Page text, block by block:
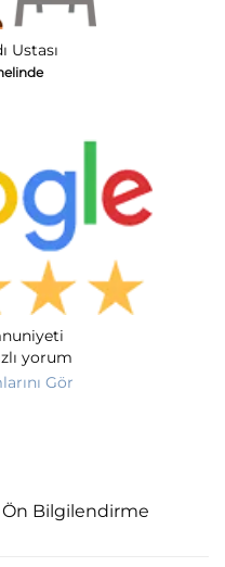
Ustası
yorum
Gör
Ön Bilgilendirme